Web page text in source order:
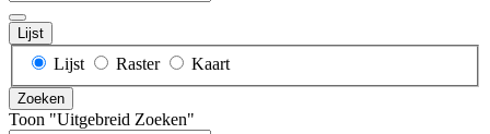
Lijst
Weergave
type
zoek
resultaten
Lijst Raster Kaart
Zoeken
Toon "Uitgebreid Zoeken"